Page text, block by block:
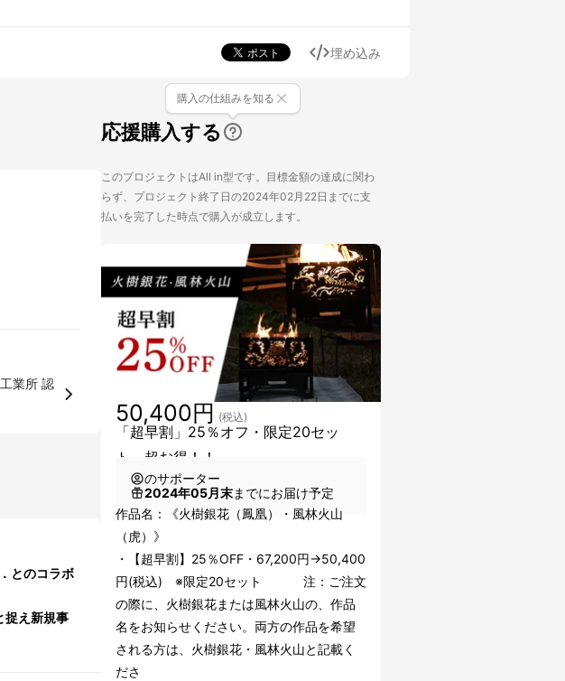
埋め込み
業所 認
とのコラボ
捉え新規事
応援購入する
購入の仕組みを知る
このプロジェクトはAll in型です。目標金額の達成に関わ
らず、プロジェクト終了日の2024年02月22日までに支
払いを完了した時点で購入が成立します。
「超早割」25％オフ・限定20セッ
ト 超お得！！
50,400円 (税込)
のサポーター
2024年05月末までにお届け予定
作品名：《火樹銀花（鳳凰）・風林火山
（虎）》
・【超早割】25％OFF・67,200円→50,400
円(税込) ※限定20セット 注：ご注文
の際に、火樹銀花または風林火山の、作品
名をお知らせください。両方の作品を希望
される方は、火樹銀花・風林火山と記載く
ださ